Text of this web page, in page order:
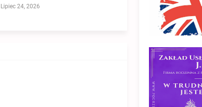
Lipiec 24, 2026